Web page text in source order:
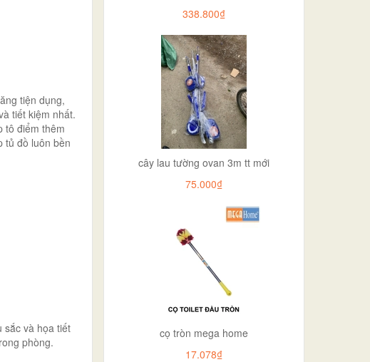
tiện dụng,
tiết kiệm nhất.
tô điểm thêm
tủ đồ luôn bền
sắc và họa tiết
phòng.
338.800₫
cây lau tường ovan 3m tt mới
75.000₫
cọ tròn mega home
17.078₫